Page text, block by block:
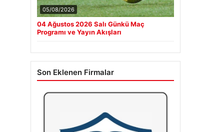
05/08/2026
04 Ağustos 2026 Salı Günkü Maç
Programı ve Yayın Akışları
Son Eklenen Firmalar